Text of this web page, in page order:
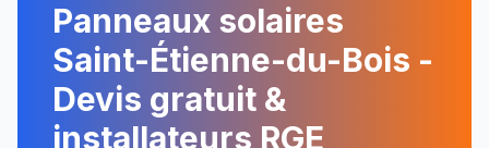
Panneaux solaires
Saint-Étienne-du-Bois -
Devis gratuit &
installateurs RGE